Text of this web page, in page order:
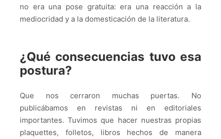
no era una pose gratuita: era una reacción a la
mediocridad y a la domesticación de la literatura.
¿Qué consecuencias tuvo esa
postura?
Que nos cerraron muchas puertas. No
publicábamos en revistas ni en editoriales
importantes. Tuvimos que hacer nuestras propias
plaquettes, folletos, libros hechos de manera